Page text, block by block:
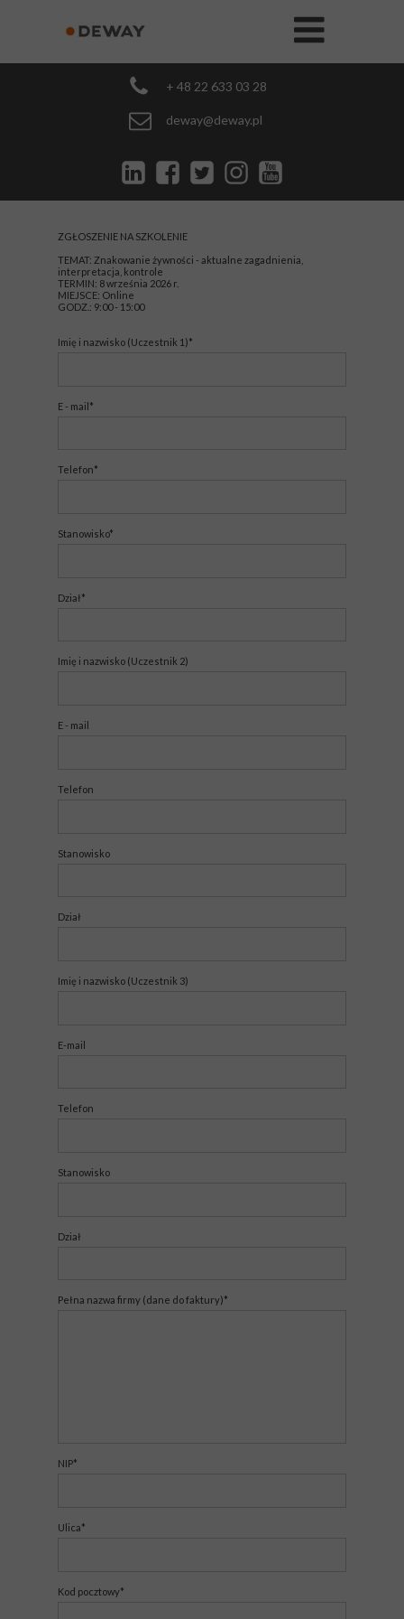
ZGŁOSZENIE NA SZKOLENIE
TEMAT: Znakowanie żywności - aktualne zagadnienia,
interpretacja, kontrole
TERMIN: 8 września 2026 r.
MIEJSCE: Online
GODZ.: 9:00 - 15:00
Imię i nazwisko (Uczestnik 1)*
E - mail*
Telefon*
Stanowisko*
Dział*
Imię i nazwisko (Uczestnik 2)
E - mail
Telefon
Stanowisko
Dział
Imię i nazwisko (Uczestnik 3)
E-mail
Telefon
Stanowisko
Dział
Pełna nazwa firmy (dane do faktury)*
NIP*
Ulica*
Kod pocztowy*
+ 48 22 633 03 28
deway@deway.pl